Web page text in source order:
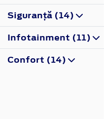
Siguranţă (14)
Infotainment (11)
Confort (14)